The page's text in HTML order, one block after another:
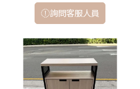
詢問客服人員